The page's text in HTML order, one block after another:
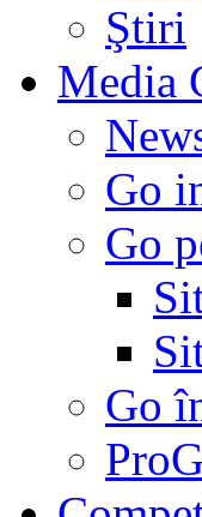
Ştiri
Media
Go
Go
Go